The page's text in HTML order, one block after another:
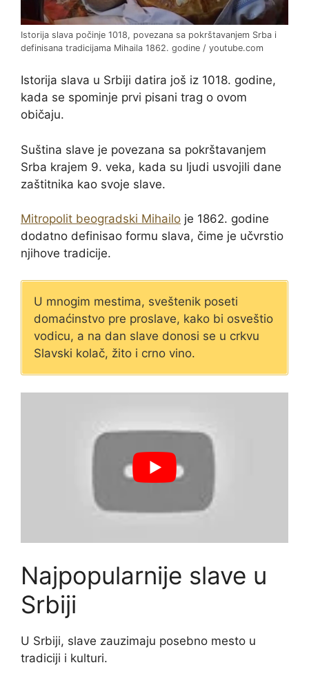
Istorija slava počinje 1018, povezana sa pokrštavanjem Srba i
definisana tradicijama Mihaila 1862. godine / youtube.com
Istorija slava u Srbiji datira još iz 1018. godine,
kada se spominje prvi pisani trag o ovom
običaju.
Suština slave je povezana sa pokrštavanjem
Srba krajem 9. veka, kada su ljudi usvojili dane
zaštitnika kao svoje slave.
Mitropolit beogradski Mihailo je 1862. godine
dodatno definisao formu slava, čime je učvrstio
njihove tradicije.
U mnogim mestima, sveštenik poseti
domaćinstvo pre proslave, kako bi osveštio
vodicu, a na dan slave donosi se u crkvu
Slavski kolač, žito i crno vino.
Najpopularnije slave u
Srbiji
U Srbiji, slave zauzimaju posebno mesto u
tradiciji i kulturi.